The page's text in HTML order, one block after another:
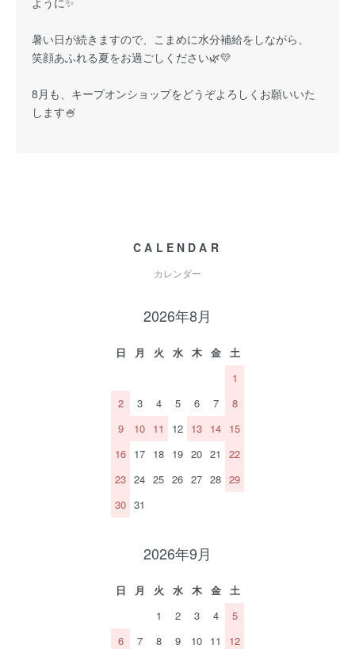
暑い日が続きますので、こまめに水分補給をしながら、
笑顔あふれる夏をお過ごしください🌿💛
8月も、キープオンショップをどうぞよろしくお願いいた
します🍧
CALENDAR
カレンダー
2026年8月
日 月 火 水 木 金
土
1
2
3 4 5 6 7
8
9
10 11 12 13 14 15
16 17 18 19 20 21
22
23 24 25 26 27 28 29
30 31
2026年9月
日 月 火 水 木 金
土
1
2 3 4
5
6
7 8 9 10 11
12